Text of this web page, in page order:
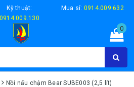
Kỹ thuật:
0914.009.130
Mua sỉ: 0914.009.632
0
Nồi nấu chậm Bear SUBE003 (2,5 lít)